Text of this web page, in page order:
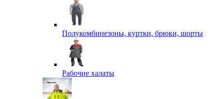
Полукомбинезоны, куртки, брюки, шорты
Рабочие халаты